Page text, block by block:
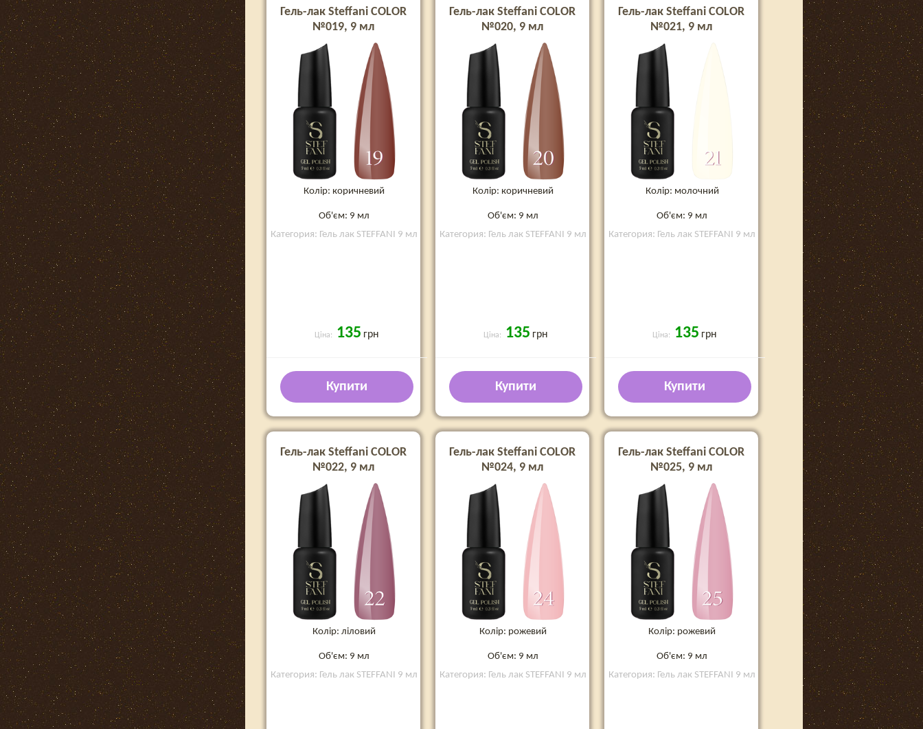
Гель-лак Steffani COLOR
№019, 9 мл
Колір: коричневий
Об'єм: 9 мл
Категория: Гель лак STEFFANI 9 мл
Ціна: 135 грн
Купити
Гель-лак Steffani COLOR
№020, 9 мл
Колір: коричневий
Об'єм: 9 мл
Категория: Гель лак STEFFANI 9 мл
Ціна: 135 грн
Купити
Гель-лак Steffani COLOR
№021, 9 мл
Колір: молочний
Об'єм: 9 мл
Категория: Гель лак STEFFANI 9 мл
Ціна: 135 грн
Купити
Гель-лак Steffani COLOR
№022, 9 мл
Колір: ліловий
Об'єм: 9 мл
Категория: Гель лак STEFFANI 9 мл
Гель-лак Steffani COLOR
№024, 9 мл
Колір: рожевий
Об'єм: 9 мл
Категория: Гель лак STEFFANI 9 мл
Гель-лак Steffani COLOR
№025, 9 мл
Колір: рожевий
Об'єм: 9 мл
Категория: Гель лак STEFFANI 9 мл